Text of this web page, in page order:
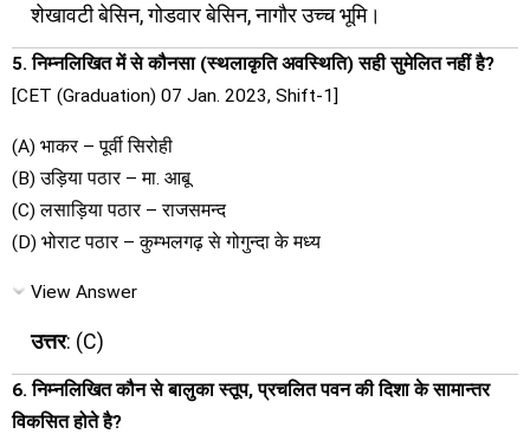
शेखावटी बेसिन, गोडवार बेसिन, नागौर उच्च भूमि।
5. निम्नलिखित में से कौनसा (स्थलाकृति अवस्थिति) सही सुमेलित नहीं है?
[CET (Graduation) 07 Jan. 2023, Shift-1]
(A) भाकर – पूर्वी सिरोही
(B) उड़िया पठार – मा. आबू
(C) लसाड़िया पठार – राजसमन्द
(D) भोराट पठार – कुम्भलगढ़ से गोगुन्दा के मध्य
View Answer
उत्तर: (C)
6. निम्नलिखित कौन से बालुका स्तूप, प्रचलित पवन की दिशा के सामान्तर
विकसित होते है?